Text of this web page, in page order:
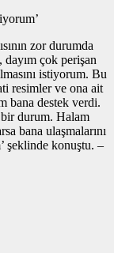
zor durumda
çok perişan
istiyorum. Bu
resimler ve ona ait
bana destek verdi.
durum. Halam
bana ulaşmalarını
şeklinde konuştu. –